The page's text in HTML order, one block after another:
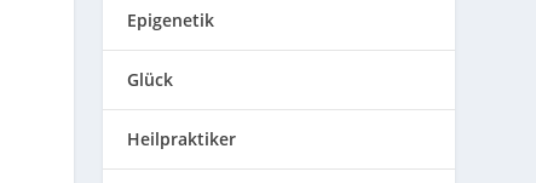
Epigenetik
Glück
Heilpraktiker